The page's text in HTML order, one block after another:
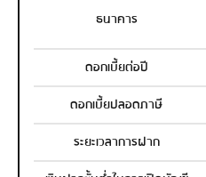
ธนาคาร
ดอกเบี้ยต่อปี
ดอกเบี้ยปลอดภาษี
ระยะเวลาการฝาก